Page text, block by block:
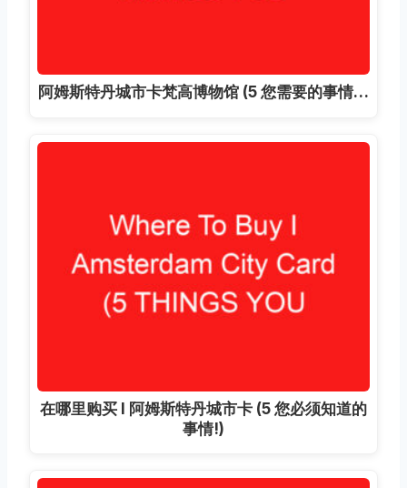
阿姆斯特丹城市卡梵高博物馆 (5 您需要的事情…
在哪里购买 I 阿姆斯特丹城市卡 (5 您必须知道的
事情!)